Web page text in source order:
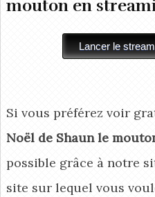
mouton en
Si vous préférez voir
Noël de Shaun le
possible grâce à notre
site sur lequel vous